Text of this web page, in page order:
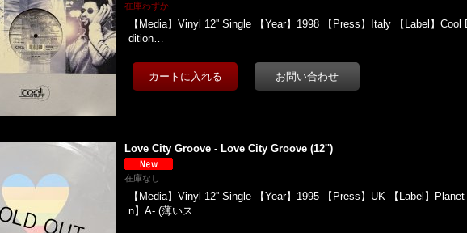
在庫わずか
【Media】Vinyl 12'' Single 【Year】1998 【Press】Italy 【Label】Cool
dition…
Love City Groove - Love City Groove (12'')
在庫なし
【Media】Vinyl 12'' Single 【Year】1995 【Press】UK 【Label】
n】A- (薄いス…